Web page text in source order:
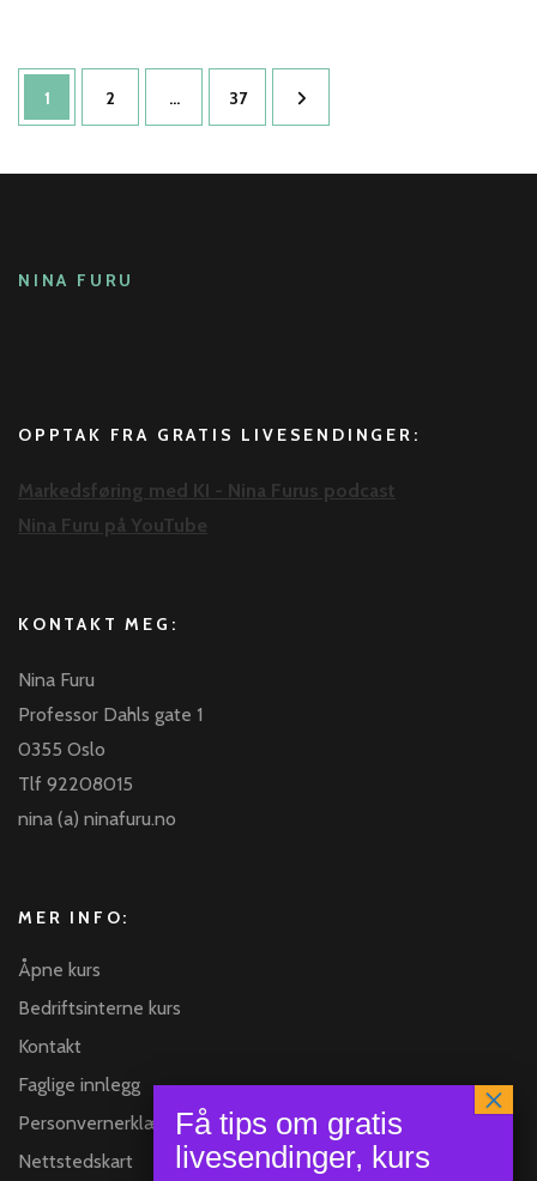
Sidepaginering
Side
1 Side
2 … Side
37
NINA FURU
OPPTAK FRA GRATIS LIVESENDINGER:
Markedsføring med KI - Nina Furus podcast
Nina Furu på YouTube
KONTAKT MEG:
Nina Furu
Professor Dahls gate 1
0355 Oslo
Tlf 92208015
nina (a) ninafuru.no
MER INFO:
Åpne kurs
Bedriftsinterne kurs
Kontakt
Faglige innlegg
Personvernerklæring
Nettstedskart